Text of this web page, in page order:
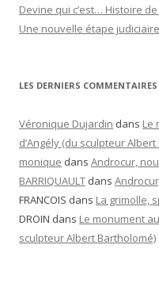
Devine qui c’est… Histoire
Une nouvelle étape
LES DERNIERS COMMENTAIRES
Véronique Dujardin dans Le
d’Angély (du sculpteur
monique dans Androcur,
BARRIQUAULT dans
FRANCOIS dans La grimolle,
DROIN dans Le monument
sculpteur Albert Bartholomé)